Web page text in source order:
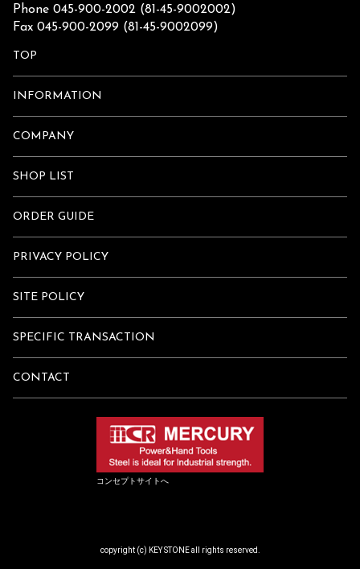
Phone 045-900-2002 (81-45-9002002)
Fax 045-900-2099 (81-45-9002099)
TOP
INFORMATION
COMPANY
SHOP LIST
ORDER GUIDE
PRIVACY POLICY
SITE POLICY
SPECIFIC TRANSACTION
CONTACT
コンセプトサイトへ
copyright (c) KEY STONE all rights reserved.